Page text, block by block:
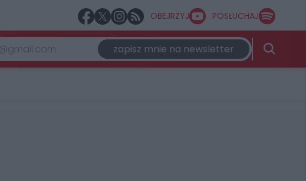
OBEJRZYJ POSŁUCHAJ
zapisz mnie na newsletter